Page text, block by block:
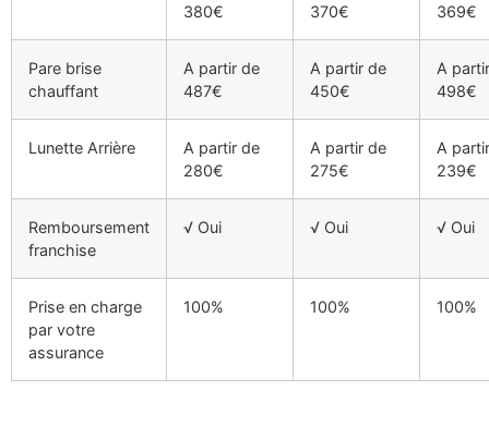
380€
370€
369€
Pare brise
chauffant
A partir de
487€
A partir de
450€
A
498€
Lunette Arrière
A partir de
280€
A partir de
275€
A
239€
Remboursement
franchise
√ Oui √ Oui √ Oui
Prise en charge
par votre
assurance
100% 100% 100%